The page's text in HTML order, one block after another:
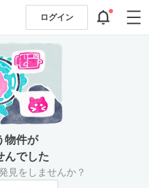
ログイン
物件が
んでした
見をしませんか？